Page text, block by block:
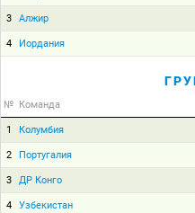
3 Алжир
4 Иордания
№ Команда
1 Колумбия
2 Португалия
3 ДР Конго
4 Узбекистан